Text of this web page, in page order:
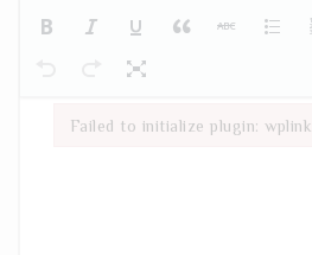
Failed to initialize plugin: wplink